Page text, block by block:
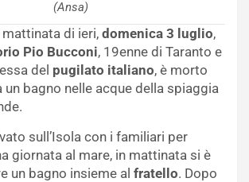
(Ansa)
di ieri, domenica 3 luglio,
Pio Bucconi, 19enne di Taranto e
del pugilato italiano, è morto
un bagno nelle acque della spiaggia
sull’Isola con i familiari per
giornata al mare, in mattinata si è
un bagno insieme al fratello. Dopo